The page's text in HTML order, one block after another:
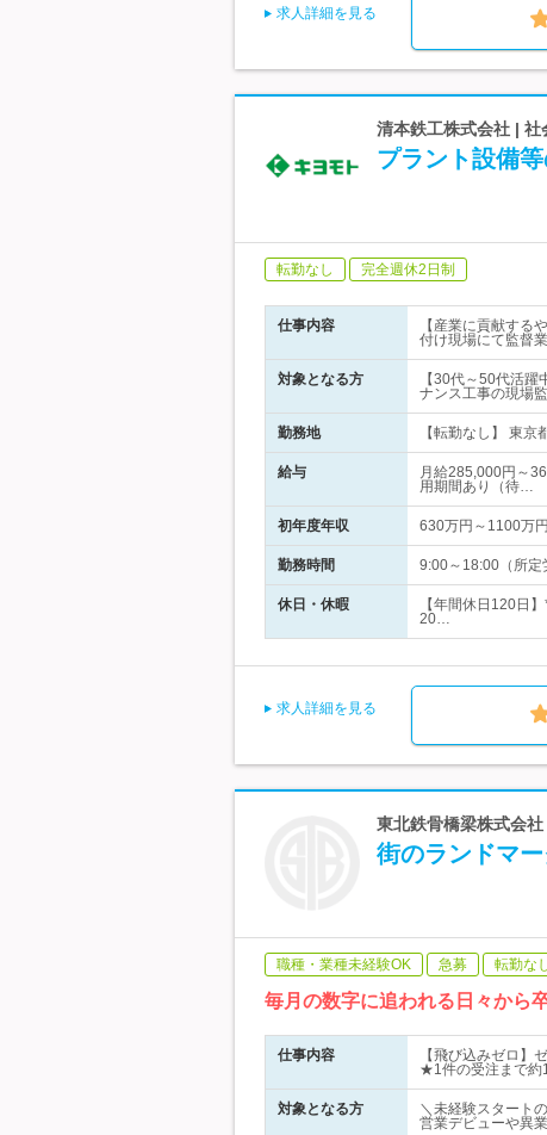
求人詳細を見る
清本鉄工株式会社 |
プラント設備
転勤なし 完全週休2日制
仕事内容
【産業に貢献する
付け現場にて監督
対象となる方
【30代～50代活
ナンス工事の現場
勤務地 【転勤なし】 東
給与
月給285,000円～
用期間あり（待…
初年度年収 630万円～1100万円
勤務時間 9:00～18:00（所定
休日・休暇
【年間休日120日
20…
求人詳細を見る
東北鉄骨橋梁株式会
街のランドマ
職種・業種未経験OK 急募 転勤な
毎月の数字に追われる日々から
仕事内容
【飛び込みゼロ】
★1件の受注まで約
対象となる方
＼未経験スタート
営業デビューや異